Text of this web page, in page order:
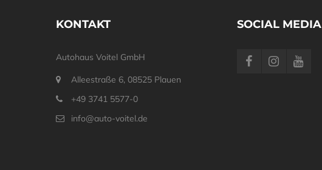
KONTAKT
Autohaus Voitel GmbH
Alleestraße 6, 08525 Plauen
+49 3741 5577-0
info@auto-voitel.de
SOCIAL MEDIA